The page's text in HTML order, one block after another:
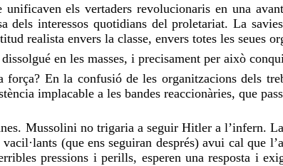
els vertaders revolucionaris en una
dels interessos quotidians del proletariat. La
realista envers la classe, envers totes les seues
en les masses, i precisament per això
En la confusió de les organitzacions dels
implacable a les bandes reaccionàries, que
Mussolini no trigaria a seguir Hitler a l’infern.
(que ens seguiran després) avui cal que
pressions i perills, esperen una resposta i